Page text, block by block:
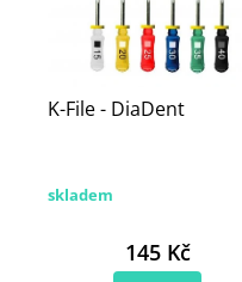
K-File - DiaDent
skladem
145 Kč